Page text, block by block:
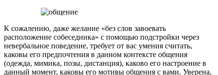
К сожалению, даже желание «без слов завоевать
расположение собеседника» с помощью подстройки через
невербальное поведение, требует от вас умения считать,
каковы его предпочтения в данном контексте общения
(одежда, мимика, позы, дистанция), каково его настроение в
данный момент, каковы его мотивы общения с вами. Уверена,